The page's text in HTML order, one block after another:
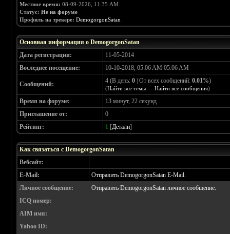
Местное время: 08-09-2026, 11:35 AM
Статус: Не на форуме
Профиль на трекере: DemogorgonSatan
Основная информация о DemogorgonSatan
Дата регистрации:
11-05-2014
Воследнее посещение:
10-10-2018, 05:06 AM 05:06 AM
Сообщений: 4 (В день:0 | От всех сообщений:0.01%)
(Найти все темы —Найти все сообщения)
Время на форуме:
13 минут, 22 секунд
Приглашение от:
0
Рейтинг:
1 [Детали]
Как связаться с DemogorgonSatan
Вебсайт:
E-Mail:
Отправить DemogorgonSatan E-Mail.
Личное сообщение:
Отправить DemogorgonSatan личное сообщение.
ICQ номер:
AIM имя:
Yahoo ID: